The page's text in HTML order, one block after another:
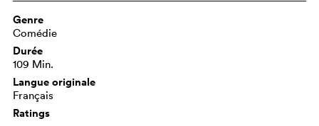
Genre
Comédie
Durée
109 Min.
Langue originale
Français
Ratings